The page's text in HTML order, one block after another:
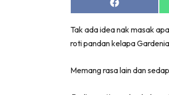
Share
on
Tak ada idea nak masak
roti pandan kelapa
Memang rasa lain dan